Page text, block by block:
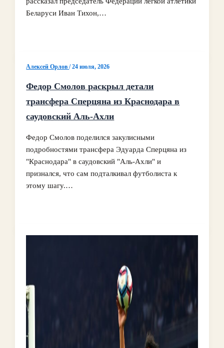
Беларуси Иван Тихон,…
Алексей Орлов/24 июля, 2026
Федор Смолов раскрыл детали
трансфера Сперцяна из Краснодара в
саудовский Аль-Ахли
Федор Смолов поделился закулисными
подробностями трансфера Эдуарда Сперцяна из
"Краснодара" в саудовский "Аль-Ахли" и
признался, что сам подталкивал футболиста к
этому шагу.…